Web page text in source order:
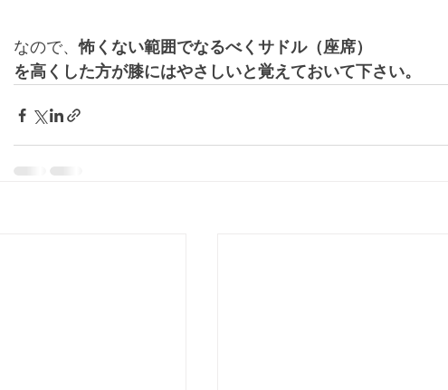
なので、怖くない範囲でなるべくサドル（座席）
を高くした方が膝にはやさしいと覚えておいて下さい。